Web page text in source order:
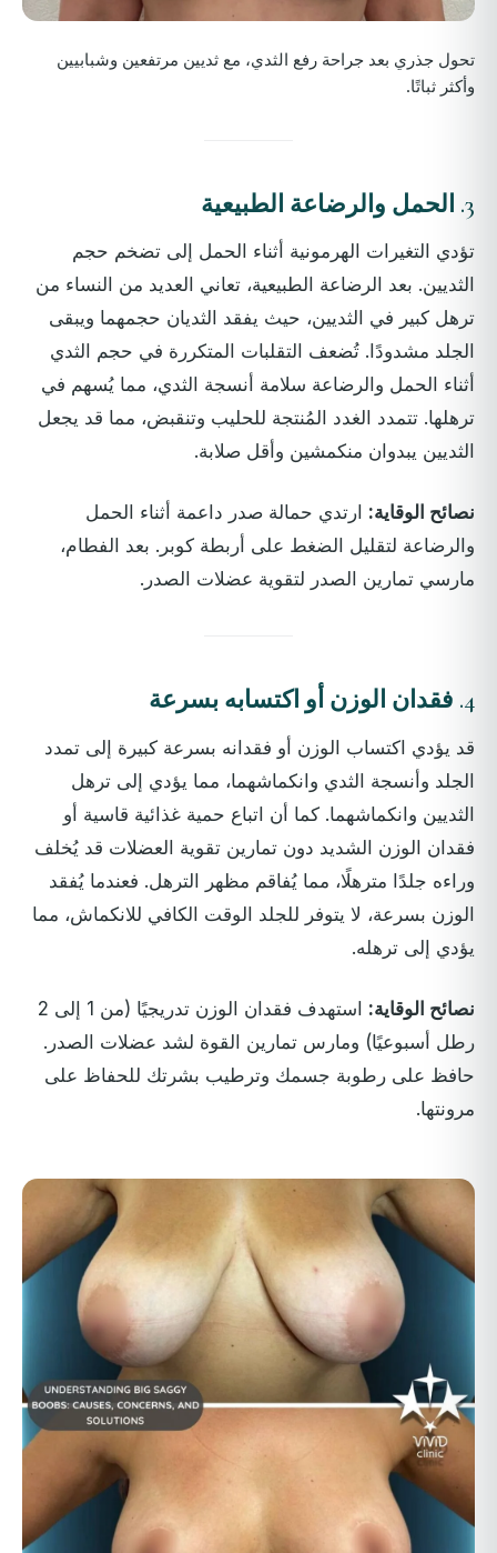
تحول جذري بعد جراحة رفع الثدي، مع ثديين مرتفعين وشبابيين
وأكثر ثباتًا.
3. الحمل والرضاعة الطبيعية
تؤدي التغيرات الهرمونية أثناء الحمل إلى تضخم حجم
الثديين. بعد الرضاعة الطبيعية، تعاني العديد من النساء من
ترهل كبير في الثديين، حيث يفقد الثديان حجمهما ويبقى
الجلد مشدودًا. تُضعف التقلبات المتكررة في حجم الثدي
أثناء الحمل والرضاعة سلامة أنسجة الثدي، مما يُسهم في
ترهلها. تتمدد الغدد المُنتجة للحليب وتنقبض، مما قد يجعل
الثديين يبدوان منكمشين وأقل صلابة.
نصائح الوقاية: ارتدي حمالة صدر داعمة أثناء الحمل
والرضاعة لتقليل الضغط على أربطة كوبر. بعد الفطام،
مارسي تمارين الصدر لتقوية عضلات الصدر.
4. فقدان الوزن أو اكتسابه بسرعة
قد يؤدي اكتساب الوزن أو فقدانه بسرعة كبيرة إلى تمدد
الجلد وأنسجة الثدي وانكماشهما، مما يؤدي إلى ترهل
الثديين وانكماشهما. كما أن اتباع حمية غذائية قاسية أو
فقدان الوزن الشديد دون تمارين تقوية العضلات قد يُخلف
وراءه جلدًا مترهلًا، مما يُفاقم مظهر الترهل. فعندما يُفقد
الوزن بسرعة، لا يتوفر للجلد الوقت الكافي للانكماش، مما
يؤدي إلى ترهله.
نصائح الوقاية:
استهدف فقدان الوزن تدريجيًا (من 1 إلى 2
رطل أسبوعيًا) ومارس تمارين القوة لشد عضلات الصدر.
حافظ على رطوبة جسمك وترطيب بشرتك للحفاظ على
مرونتها.